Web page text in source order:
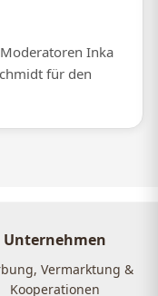
Inka
für den
Unternehmen
Vermarktung &
Kooperationen